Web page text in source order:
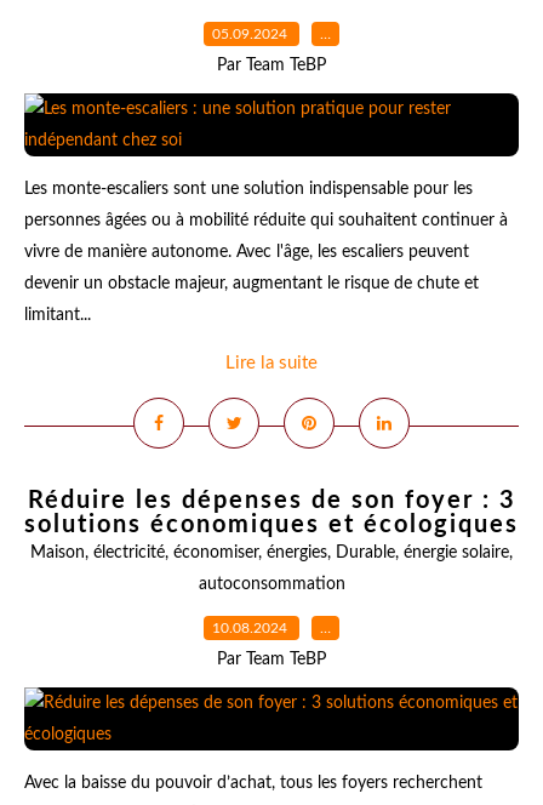
05.09.2024 …
Par Team TeBP
Les monte-escaliers sont une solution indispensable pour les
personnes âgées ou à mobilité réduite qui souhaitent continuer à
vivre de manière autonome. Avec l'âge, les escaliers peuvent
devenir un obstacle majeur, augmentant le risque de chute et
limitant...
Lire la suite
Réduire les dépenses de son foyer : 3
solutions économiques et écologiques
Maison, électricité, économiser, énergies, Durable, énergie solaire,
autoconsommation
10.08.2024 …
Par Team TeBP
Avec la baisse du pouvoir d’achat, tous les foyers recherchent